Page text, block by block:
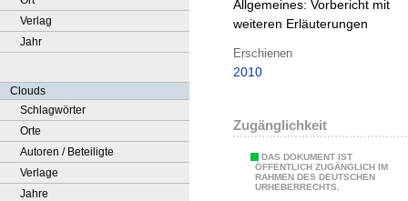
Verlag
Jahr
Clouds
Schlagwörter
Orte
Autoren / Beteiligte
Verlage
Jahre
Allgemeines: Vorbericht mit
weiteren Erläuterungen
Erschienen
2010
Zugänglichkeit
DAS DOKUMENT IST
ÖFFENTLICH ZUGÄNGLICH IM
RAHMEN DES DEUTSCHEN
URHEBERRECHTS.